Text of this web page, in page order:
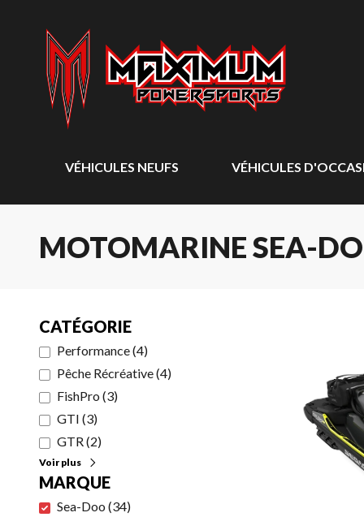
VÉHICULES NEUFS VÉHICULES
MOTOMARINE SEA-
CATÉGORIE
Performance(4)
Pêche Récréative(4)
FishPro (3)
GTI (3)
GTR(2)
Voir plus
MARQUE
Sea-Doo (34)